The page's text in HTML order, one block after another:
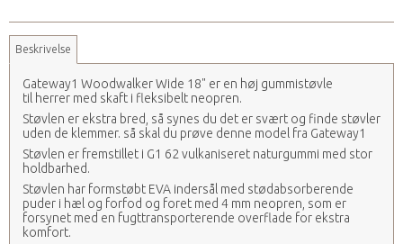
Beskrivelse
Gateway1 Woodwalker Wide 18" er en høj gummistøvle
til herrer med skaft i fleksibelt neopren.
Støvlen er ekstra bred, så synes du det er svært og finde støvler
uden de klemmer. så skal du prøve denne model fra Gateway1
Støvlen er fremstillet i G1 62 vulkaniseret naturgummi med stor
holdbarhed.
Støvlen har formstøbt EVA indersål med stødabsorberende
puder i hæl og forfod og foret med 4 mm neopren, som er
forsynet med en fugttransporterende overflade for ekstra
komfort.